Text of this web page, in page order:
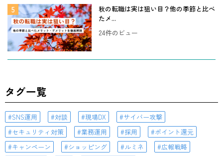
秋の転職は実は狙い目？他の季節と比べ
たメ...
24件のビュー
タグ一覧
SNS運用 対談 現場DX
サイバー攻撃
セキュリティ対策
業務運用 採用
ポイント還元
キャンペーン
ショッピング ルミネ
広報戦略